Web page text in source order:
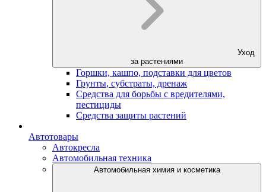
Уход
за растениями
Горшки, кашпо, подставки для цветов
Грунты, субстраты, дренаж
Средства для борьбы с вредителями,
пестициды
Средства защиты растений
Автотовары
Автокресла
Автомобильная техника
Автомобильная химия и косметика